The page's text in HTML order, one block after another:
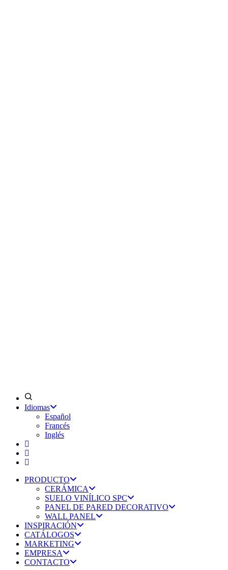
Idiomas
Español
Francés
Inglés
PRODUCTO
CERÁMICA
SUELO VINÍLICO SPC
PANEL DE PARED DECORATIVO
WALL PANEL
INSPIRACIÓN
CATÁLOGOS
MARKETING
EMPRESA
CONTACTO